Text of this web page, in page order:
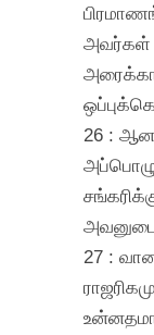
அவர்கள்
26 :
27 :